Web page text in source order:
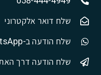
שלח דואר אלקטרוני
שלח הודעה ב-WhatsApp
שלח הודעה דרך